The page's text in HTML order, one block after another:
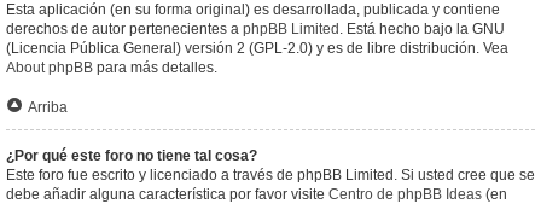
Esta aplicación (en su forma original) es desarrollada, publicada y contiene
derechos de autor pertenecientes a phpBB Limited . Está hecho bajo la GNU
(Licencia Pública General) versión 2 (GPL-2.0) y es de libre distribución. Vea
About phpBB para más detalles.
Arriba
¿Por qué este foro no tiene tal cosa?
Este foro fue escrito y licenciado a través de phpBB Limited. Si usted cree que se
debe añadir alguna característica por favor visite Centro de phpBB Ideas (en